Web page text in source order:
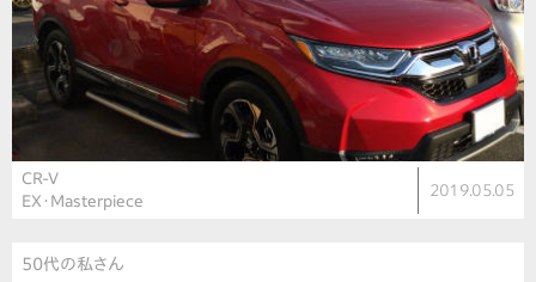
CR-V
EX・Masterpiece
2019.05.05
50代の私さん